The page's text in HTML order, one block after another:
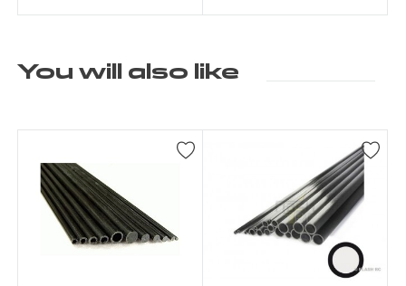
You will also like